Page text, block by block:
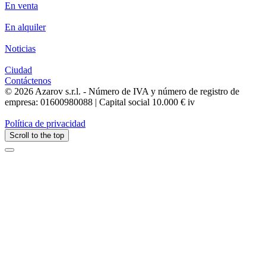
En venta
En alquiler
Noticias
Ciudad
Contáctenos
© 2026 Azarov s.r.l. - Número de IVA y número de registro de
empresa: 01600980088 | Capital social 10.000 € iv
Política de privacidad
Scroll to the top